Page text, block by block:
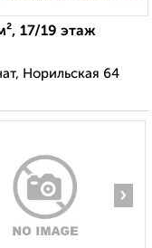
17/19 этаж
Норильская 64
›